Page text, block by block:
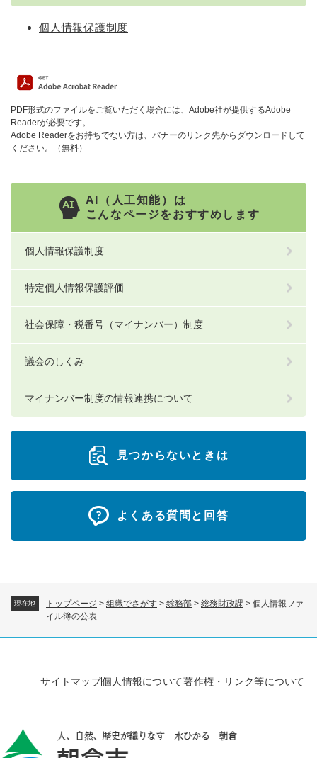
現在地 トップページ > 組織でさがす > 総務部 > 総務財政課 > 個人情報ファ
イル簿の公表
個人情報保護制度
PDF形式のファイルをご覧いただく場合には、Adobe社が提供するAdobe
Readerが必要です。
Adobe Readerをお持ちでない方は、バナーのリンク先からダウンロードして
ください。（無料）
AI（人工知能）は
こんなページをおすすめします
個人情報保護制度
特定個人情報保護評価
社会保障・税番号（マイナンバー）制度
議会のしくみ
マイナンバー制度の情報連携について
見つからないときは
よくある質問と回答
サイトマップ個人情報について著作権・リンク等について